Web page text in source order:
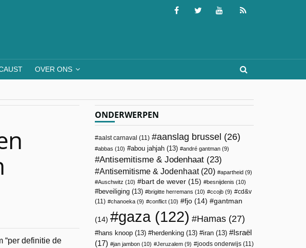
OVER ONS
“per definitie de
ONDERWERPEN
aalst carnaval (11) aanslag brussel (26)
abbas (10) abou jahjah (13) andré gantman (9)
Antisemitisme & Jodenhaat (23)
Antisemitisme & Jodenhaat(20) apartheid (9)
Auschwitz (10) bart de wever (15) besnijdenis (10)
beveiliging (13) brigitte herremans (10) ccojb (9)
cd&v
(11)
chanoeka (9) conflict (10) fjo (14) gantman
(14) gaza(122) Hamas (27)
hans knoop (13) herdenking (13) iran (13)
Israël
(17)
jan jambon (10) Jeruzalem (9) joods onderwijs (11)